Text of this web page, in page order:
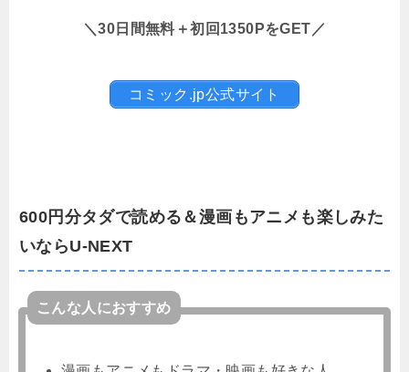
＼30日間無料＋初回1350PをGET／
コミック.jp公式サイト
600円分タダで読める＆漫画もアニメも楽しみた
いならU-NEXT
こんな人におすすめ